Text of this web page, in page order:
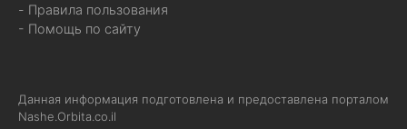
- Правила пользования
- Помощь по сайту
Данная информация подготовлена и предоставлена порталом
Nashe.Orbita.co.il